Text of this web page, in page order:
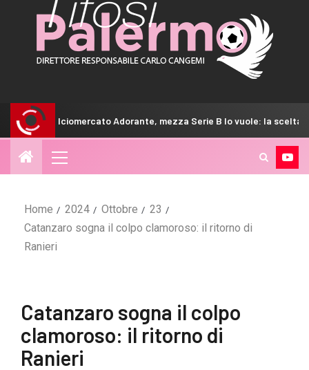
Adorante, mezza Serie B lo vuole: la scelta del Venezia
Home 2024 Ottobre
23
Catanzaro sogna il colpo clamoroso: il ritorno di
Ranieri
Catanzaro sogna il colpo
clamoroso: il ritorno di
Ranieri